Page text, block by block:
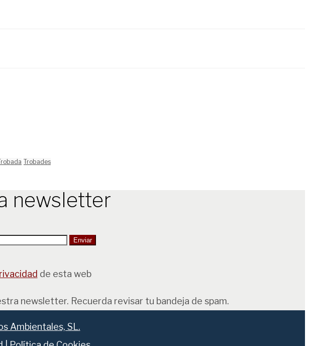
Trobades
newsletter
de esta web
newsletter. Recuerda revisar tu bandeja de spam.
Ambientales, SL.